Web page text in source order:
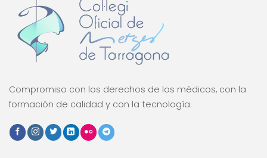
Compromiso con los derechos de los médicos, con la
formación de calidad y con la tecnología.